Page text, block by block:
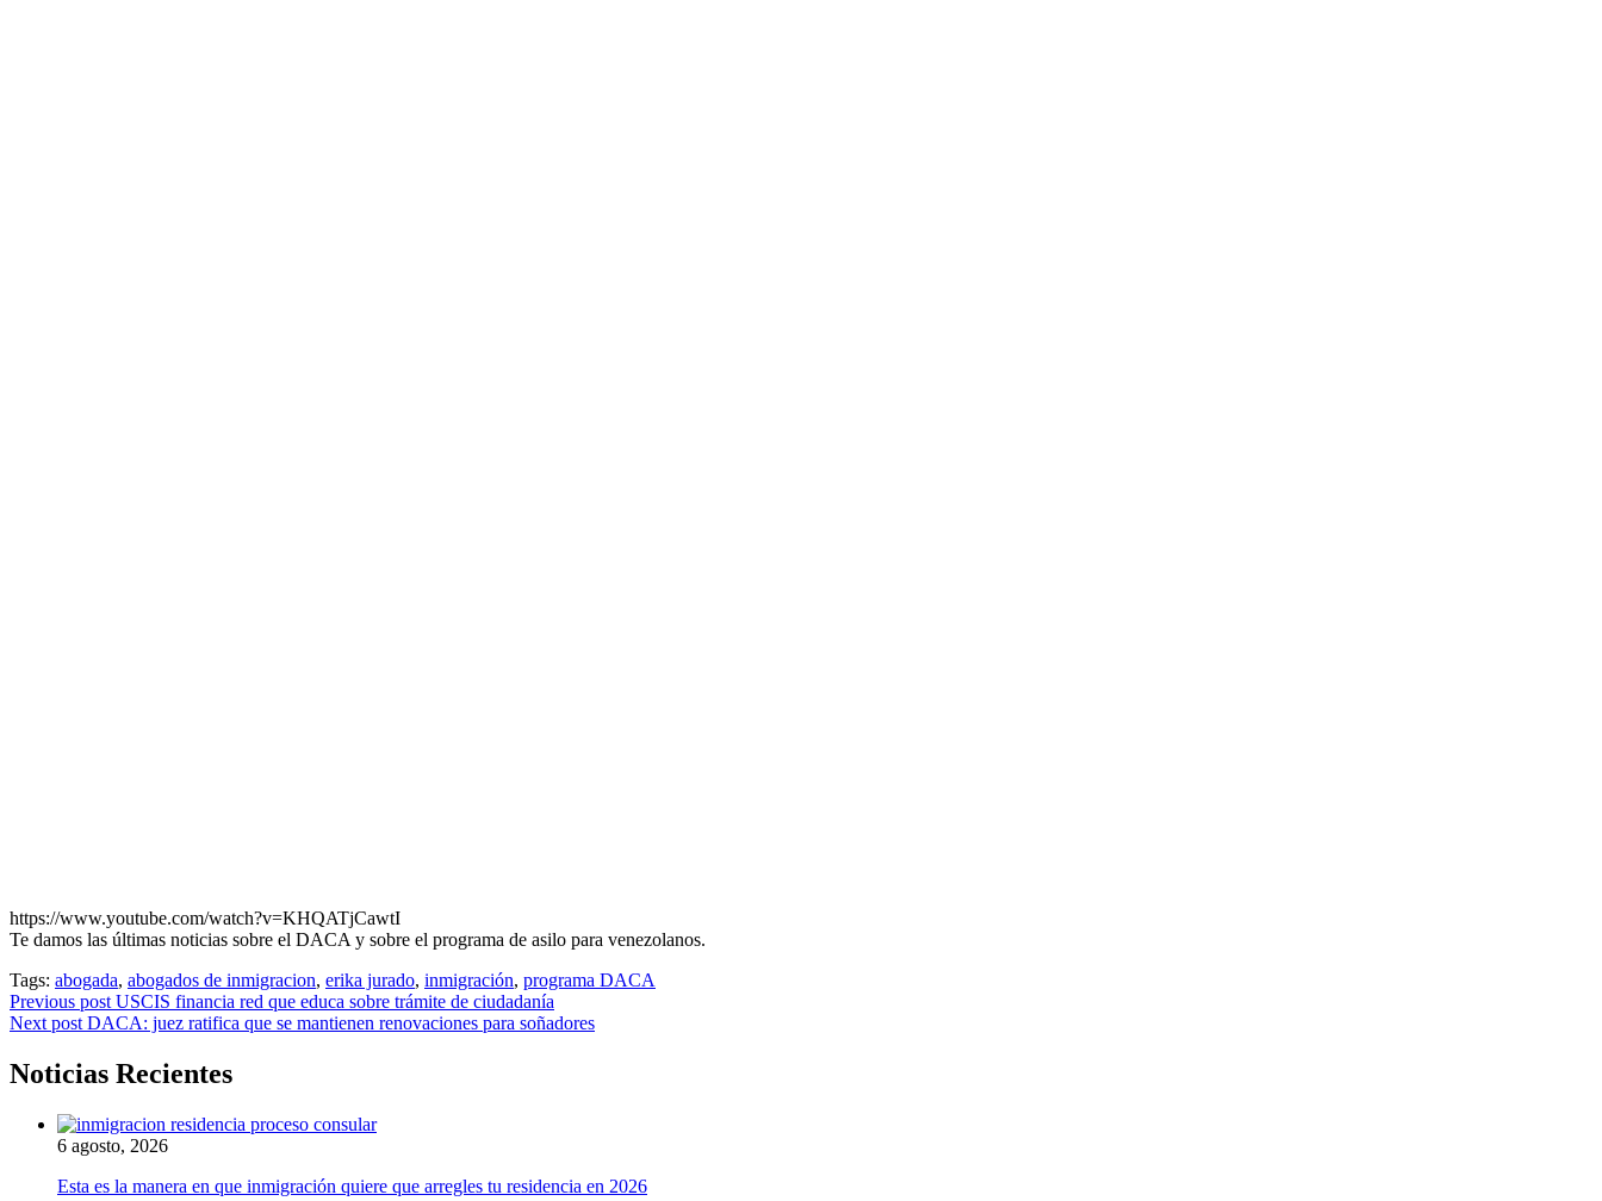
https://www.youtube.com/watch?v=KHQATjCawtI
Te damos las últimas noticias sobre el DACA y sobre el programa de asilo para venezolanos.
Tags: abogada, abogados de inmigracion, erika jurado, inmigración, programa DACA
Previous post USCIS financia red que educa sobre trámite de ciudadanía
Next post DACA: juez ratifica que se mantienen renovaciones para soñadores
Noticias Recientes
6 agosto, 2026
Esta es la manera en que inmigración quiere que arregles tu residencia en 2026